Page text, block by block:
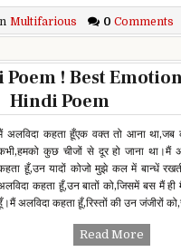
Multifarious 0 Comments
Poem ! Best
Hindi Poem
अलविदा कहता हूँएक वक्त तो आना था,जब
कुछ चीजों से दूर हो जाना था।मैं
हूँ,उन यादों कोजो मुझे कल में बान्धें
कहता हूँ,उन बातों को,जिसमें बस मैं ही
अलविदा कहता हूँ,रिस्तों की उन जंजीरों
Read More